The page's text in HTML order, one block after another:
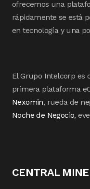
ofrecemos una
rápidamente se está
en tecnología y una
El Grupo Intelcorp es
primera plataforma
Nexomin, rueda de
Noche de Negocio,
CENTRAL